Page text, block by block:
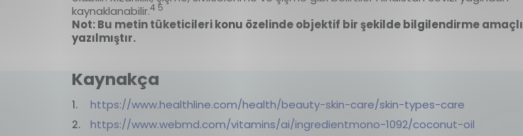
kaynaklanabilir.4 5
Not: Bu metin tüketicileri konu özelinde objektif bir şekilde bilgilendirme amaçlı
yazılmıştır.
Kaynakça
https://www.healthline.com/health/beauty-skin-care/skin-types-care
https://www.webmd.com/vitamins/ai/ingredientmono-1092/coconut-oil